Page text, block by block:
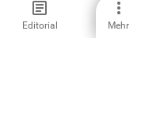
Editorial Mehr